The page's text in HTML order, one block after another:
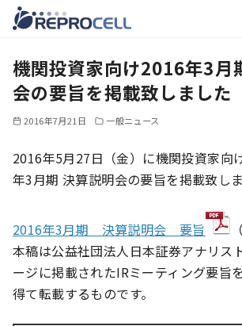
機関投資家向け2016年3月
会の要旨を掲載致しました
2016年7月21日 一般ニュース
2016年5月27日（金）に機関投資家向
年3月期 決算説明会の要旨を掲載致し
2016年3月期 決算説明会 要旨
本稿は公益社団法人日本証券アナリス
ージに掲載されたIRミーティング要旨
得て転載するものです。